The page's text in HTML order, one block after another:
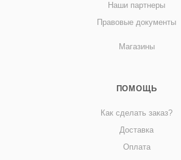
Наши партнеры
Правовые документы
Магазины
ПОМОЩЬ
Как сделать заказ?
Доставка
Оплата